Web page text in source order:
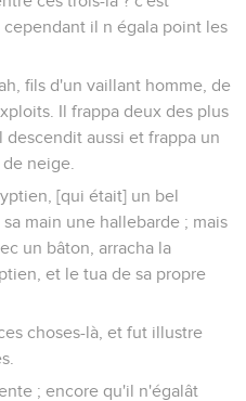
il n égala point les
fils d'un vaillant homme, de
Il frappa deux des plus
descendit aussi et frappa un
neige.
[qui était] un bel
main une hallebarde ; mais
un bâton, arracha la
et le tua de sa propre
choses-là, et fut illustre
; encore qu'il n'égalât